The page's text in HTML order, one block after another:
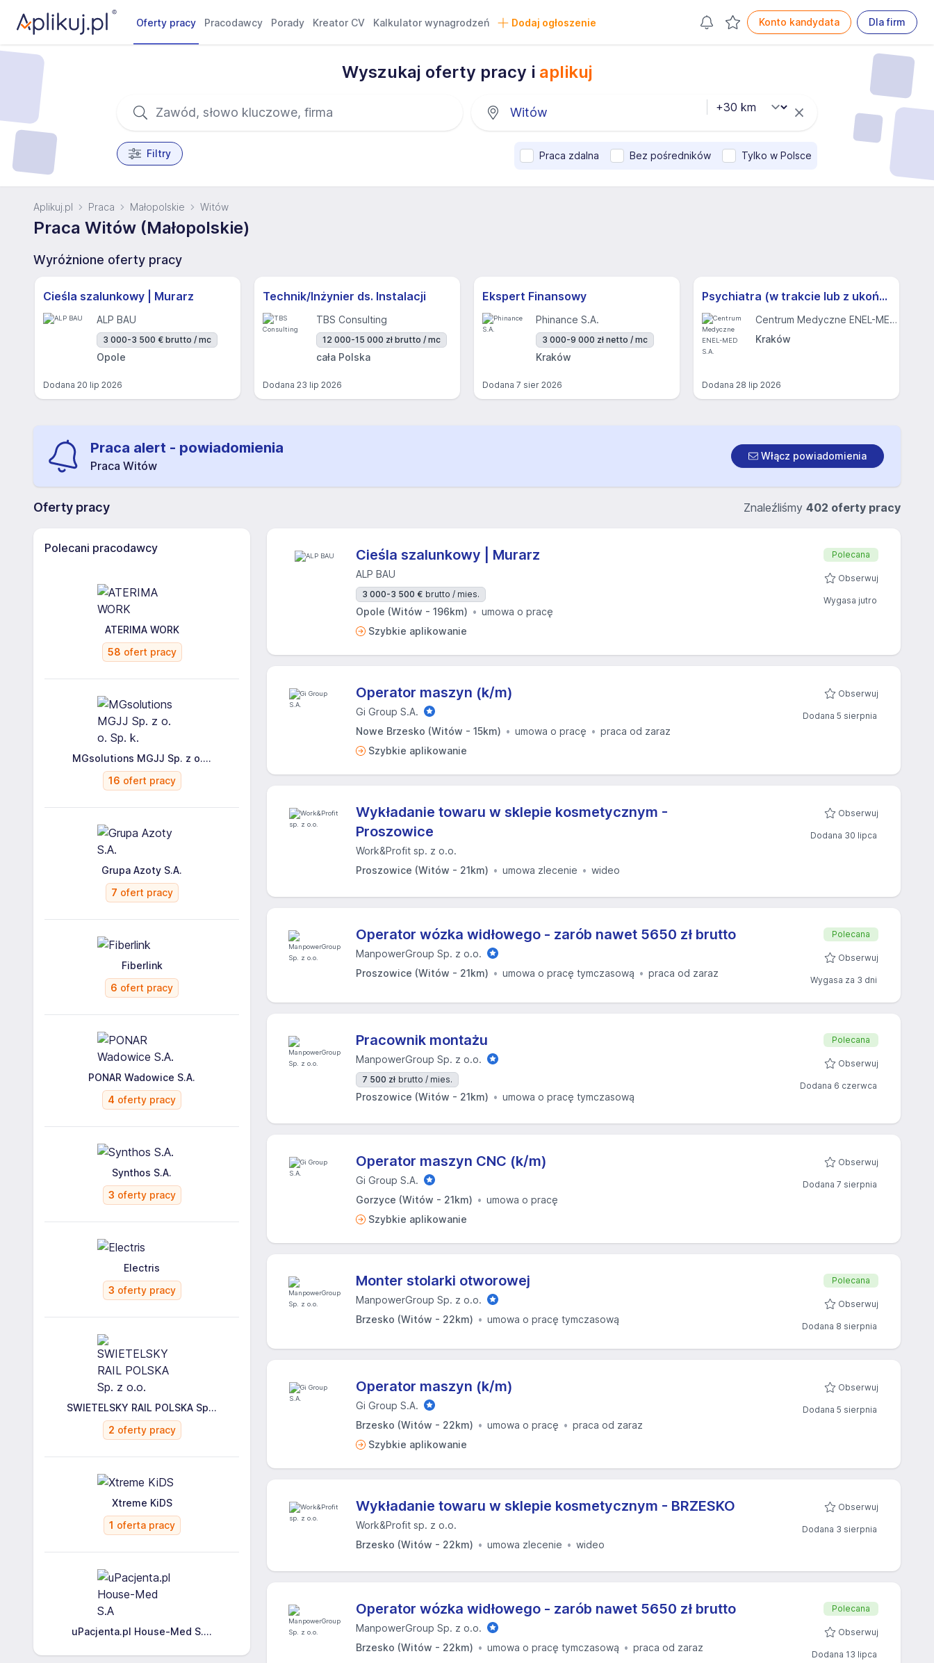
Oferty pracy Pracodawcy Porady Kreator CV Kalkulator wynagrodzeń Dodaj ogłoszenie Konto kandydata Dla firm
Wyszukaj oferty pracy i aplikuj
Filtry Praca zdalna Bez pośredników Tylko w Polsce
Aplikuj.pl Praca Małopolskie Witów
Praca Witów (Małopolskie)
Wyróżnione oferty pracy
Cieśla szalunkowy | Murarz
ALP BAU
3 000-3 500 € brutto / mc
Opole
Dodana 20 lip 2026
Technik/Inżynier ds. Instalacji
TBS Consulting
12 000-15 000 zł brutto / mc
cała Polska
Dodana 23 lip 2026
Ekspert Finansowy
Phinance S.A.
3 000-9 000 zł netto / mc
Kraków
Dodana 7 sier 2026
Psychiatra (w trakcie lub z ukończoną specjalizacją) (k/m)
Centrum Medyczne ENEL-MED S.A.
Kraków
Dodana 28 lip 2026
Praca alert - powiadomienia
Praca Witów
Włącz powiadomienia
Oferty pracy Znaleźliśmy 402 oferty pracy
Polecani pracodawcy
ATERIMA WORK
58 ofert pracy
MGsolutions MGJJ Sp. z o....
16 ofert pracy
Grupa Azoty S.A.
7 ofert pracy
Fiberlink
6 ofert pracy
PONAR Wadowice S.A.
4 oferty pracy
Synthos S.A.
3 oferty pracy
Electris
3 oferty pracy
SWIETELSKY RAIL POLSKA Sp...
2 oferty pracy
Xtreme KiDS
1 oferta pracy
uPacjenta.pl House-Med S....
Cieśla szalunkowy | Murarz
ALP BAU
3 000-3 500 € brutto / mies.
Opole (Witów - 196km)
umowa o pracę
Szybkie aplikowanie
Polecana
Obserwuj
Wygasa jutro
Operator maszyn (k/m)
Gi Group S.A.
Nowe Brzesko (Witów - 15km)
umowa o pracę
praca od zaraz
Szybkie aplikowanie
Obserwuj
Dodana 5 sierpnia
Wykładanie towaru w sklepie kosmetycznym -
Proszowice
Work&Profit sp. z o.o.
Proszowice (Witów - 21km)
umowa zlecenie wideo
Obserwuj
Dodana 30 lipca
Operator wózka widłowego - zarób nawet 5650 zł brutto
ManpowerGroup Sp. z o.o.
Proszowice (Witów - 21km)
umowa o pracę tymczasową praca od zaraz
Polecana
Obserwuj
Wygasa za 3 dni
Pracownik montażu
ManpowerGroup Sp. z o.o.
7 500 zł brutto / mies.
Proszowice (Witów - 21km) umowa o pracę tymczasową
Polecana
Obserwuj
Dodana 6 czerwca
Operator maszyn CNC (k/m)
Gi Group S.A.
Gorzyce (Witów - 21km)
umowa o pracę
Szybkie aplikowanie
Obserwuj
Dodana 7 sierpnia
Monter stolarki otworowej
ManpowerGroup Sp. z o.o.
Brzesko (Witów - 22km)
umowa o pracę tymczasową
Polecana
Obserwuj
Dodana 8 sierpnia
Operator maszyn (k/m)
Gi Group S.A.
Brzesko (Witów - 22km)
umowa o pracę
praca od zaraz
Szybkie aplikowanie
Obserwuj
Dodana 5 sierpnia
Wykładanie towaru w sklepie kosmetycznym - BRZESKO
Work&Profit sp. z o.o.
Brzesko (Witów - 22km)
umowa zlecenie wideo
Obserwuj
Dodana 3 sierpnia
Operator wózka widłowego - zarób nawet 5650 zł brutto
ManpowerGroup Sp. z o.o.
Brzesko (Witów - 22km)
umowa o pracę tymczasową praca od zaraz
Polecana
Obserwuj
Dodana 13 lipca